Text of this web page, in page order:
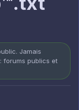
Jamais
forums publics et